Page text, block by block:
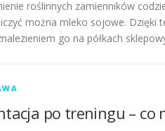
roślinnych zamienników
można mleko sojowe. Dzięki
go na półkach
po treningu – co